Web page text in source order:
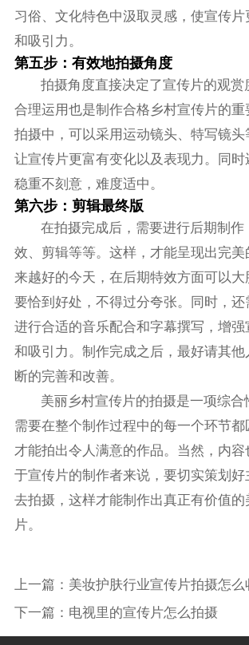
习俗、文化特色中汲取灵感，使宣传片
和吸引力。
第五步：有效地拍摄角度
拍摄角度直接决定了宣传片的观赏
合理运用也是制作合格乡村宣传片的
拍摄中，可以采用运动镜头、特写镜头
让宣传片更富有变化以及表现力。同时
稳重不刻意，难度适中。
第六步：剪辑最终版
在拍摄完成后，需要进行后期制作
效、剪辑等等。这样，才能呈现出完
来越好的今天，在后期特效方面可以大
要恰到好处，不得过分夸张。同时，还
进行合适的音乐配合和字幕撰写，增强
和吸引力。制作完成之后，最好请其
断的完善和改善。
美丽乡村宣传片的拍摄是一项综合
需要在整个制作过程中的每一个环节
才能拍出令人满意的作品。当然，内
于宣传片的制作者来说，要切实策划
去拍摄，这样才能制作出真正有价值
片。
上一篇： 美妆护肤行业宣传片拍摄怎么
下一篇： 电视里的宣传片怎么拍摄